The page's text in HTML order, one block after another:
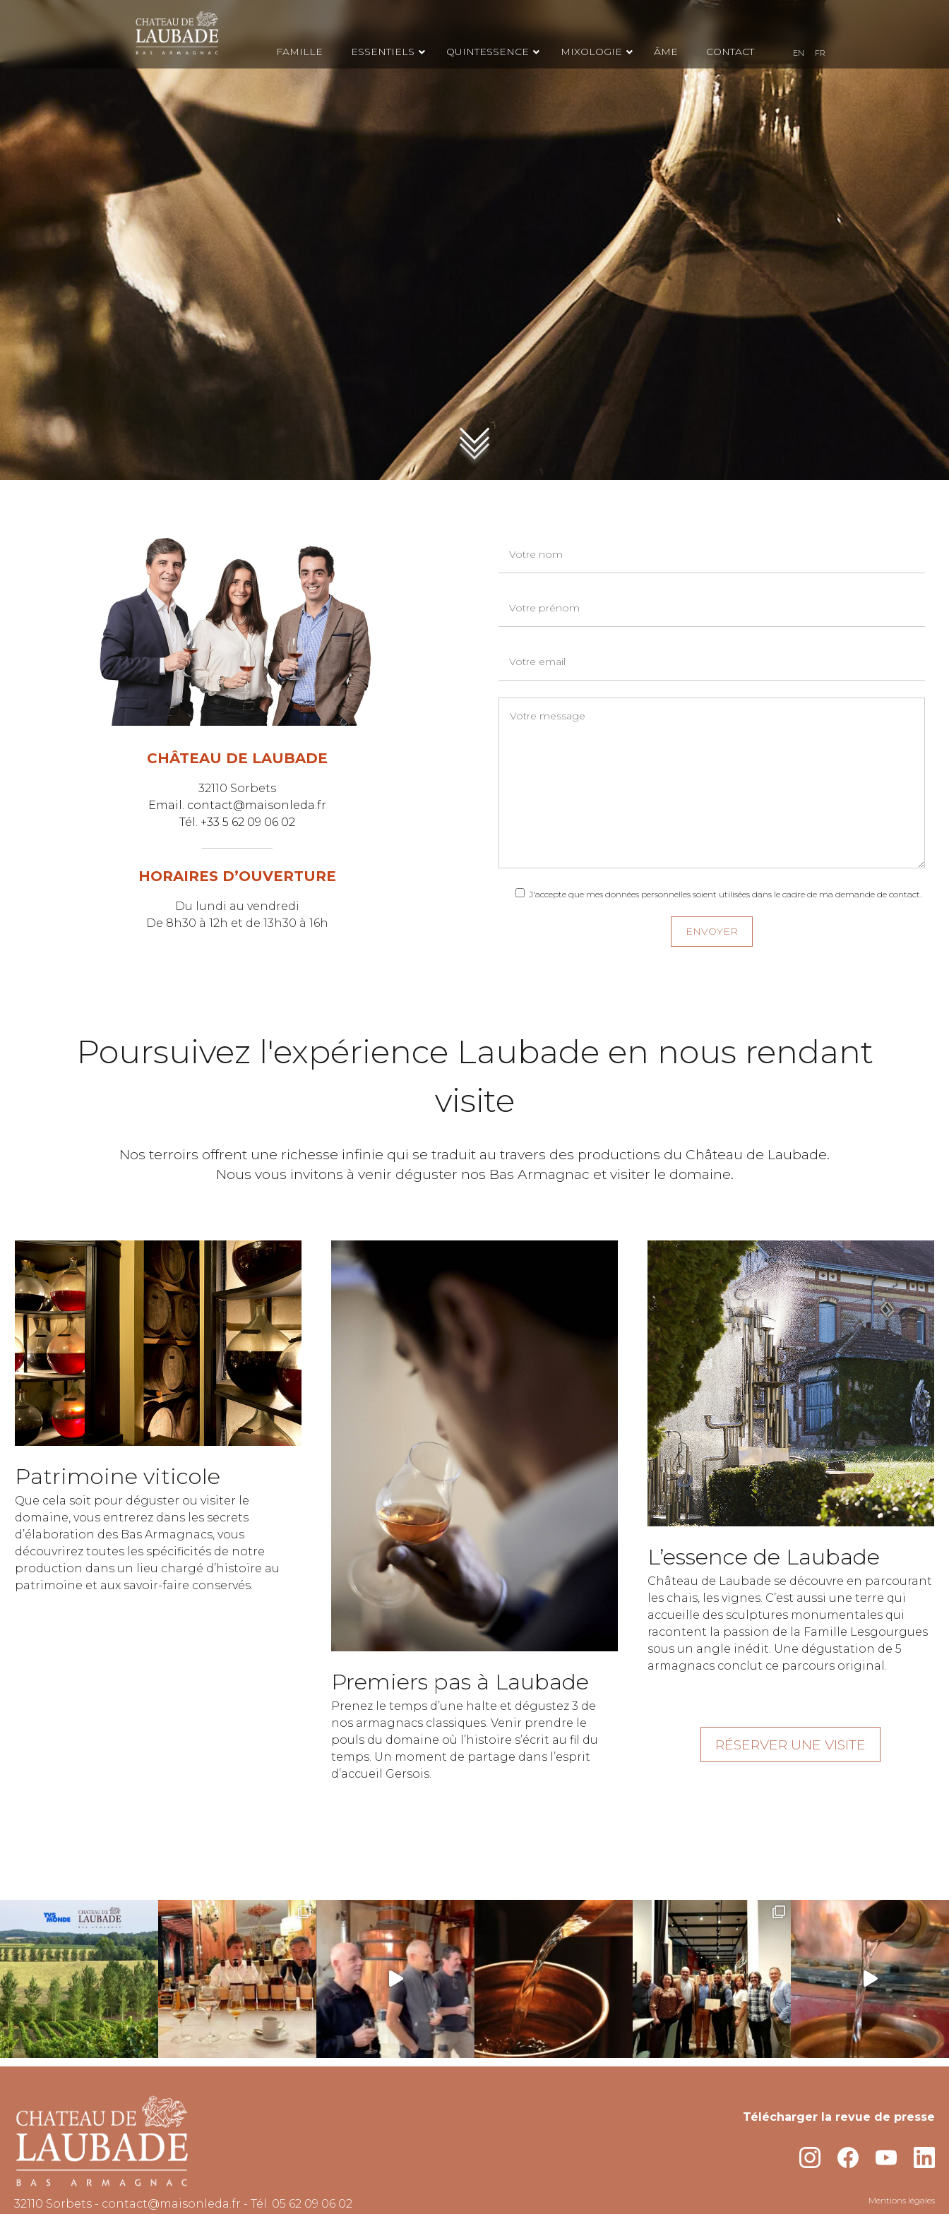
FAMILLE ESSENTIELS QUINTESSENCE MIXOLOGIE ÂME CONTACT EN FR
CHÂTEAU DE LAUBADE
32110 Sorbets
Email. contact@maisonleda.fr
Tél. +33 5 62 09 06 02
HORAIRES D’OUVERTURE
Du lundi au vendredi
De 8h30 à 12h et de 13h30 à 16h
J'accepte que mes données personnelles soient utilisées dans le cadre de ma demande de contact.
Poursuivez l'expérience Laubade en nous rendant
visite
Nos terroirs offrent une richesse infinie qui se traduit au travers des productions du Château de Laubade.
Nous vous invitons à venir déguster nos Bas Armagnac et visiter le domaine.
Patrimoine viticole
Que cela soit pour déguster ou visiter le
domaine, vous entrerez dans les secrets
d’élaboration des Bas Armagnacs, vous
découvrirez toutes les spécificités de notre
production dans un lieu chargé d’histoire au
patrimoine et aux savoir-faire conservés.
Premiers pas à Laubade
Prenez le temps d’une halte et dégustez 3 de
nos armagnacs classiques. Venir prendre le
pouls du domaine où l’histoire s’écrit au fil du
temps. Un moment de partage dans l’esprit
d’accueil Gersois.
L’essence de Laubade
Château de Laubade se découvre en parcourant
les chais, les vignes. C’est aussi une terre qui
accueille des sculptures monumentales qui
racontent la passion de la Famille Lesgourgues
sous un angle inédit. Une dégustation de 5
armagnacs conclut ce parcours original.
RÉSERVER UNE VISITE
32110 Sorbets - contact@maisonleda.fr - Tél. 05 62 09 06 02
Télécharger la revue de presse
Mentions légales